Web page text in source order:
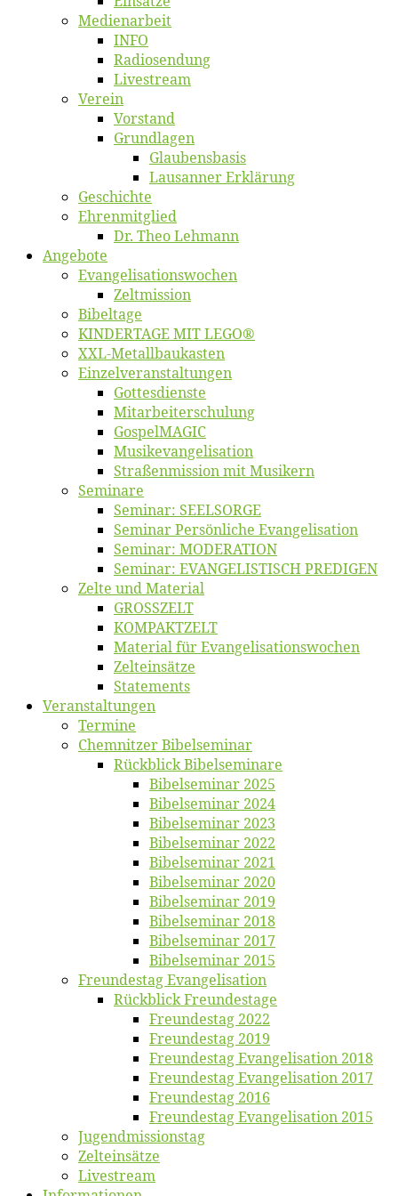
Me­di­en­ar­beit
INFO
Ra­dio­sen­dung
Live­stream
Ver­ein
Vor­stand
Grund­la­gen
Glaubens­ba­sis
Lausan­ner Erklärung
Ge­schich­te
Eh­ren­mit­glied
Dr. Theo Lehmann
An­ge­bo­te
Evangelisa­tions­wo­chen
Zelt­mis­si­on
Bi­bel­ta­ge
KINDERTAGE MIT LEGO®
XXL-Me­­tal­l­­bau­­kas­­ten
Einzelver­an­stal­tungen
Got­tes­diens­te
Mitarbeiter­schulung
Gos­pel­MA­GIC
Musikevan­ge­li­sa­tion
Straßenmis­sion mit Musikern
Se­mi­na­re
Se­mi­nar: SEELSORGE
Se­mi­nar Per­sön­li­che Evangelisation
Se­mi­nar: MODERATION
Se­mi­nar: EVANGELISTISCH PREDIGEN
Zel­te und Material
GROSSZELT
KOMPAKTZELT
Ma­te­ri­al für Evangelisationswochen
Zelt­ein­sät­ze
State­ments
Ver­an­stal­tun­gen
Ter­mi­ne
Chemnit­zer Bibelseminar
Rück­blick Bibelseminare
Bi­bel­se­mi­nar 2025
Bi­bel­se­mi­nar 2024
Bi­bel­se­mi­nar 2023
Bi­bel­se­mi­nar 2022
Bi­bel­se­mi­nar 2021
Bi­bel­se­mi­nar 2020
Bi­bel­se­mi­nar 2019
Bi­bel­se­mi­nar 2018
Bibelsemi­nar 2017
Bibelsemi­nar 2015
Freun­des­tag Evangelisation
Rück­blick Freundestage
Freun­des­tag 2022
Freun­des­tag 2019
Freun­des­tag Evan­ge­li­sa­ti­on 2018
Freun­des­tag Evan­ge­li­sa­ti­on 2017
Freun­des­tag 2016
Freun­des­tag Evan­ge­li­sa­ti­on 2015
Jugend­mis­sions­tag
Zelt­ein­sät­ze
Live­stream